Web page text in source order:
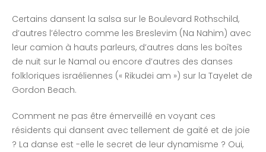
Certains dansent la salsa sur le Boulevard Rothschild,
d’autres l’électro comme les Breslevim (Na Nahim) avec
leur camion à hauts parleurs, d’autres dans les boîtes
de nuit sur le Namal ou encore d’autres des danses
folkloriques israéliennes (« Rikudei am ») sur la Tayelet de
Gordon Beach.
Comment ne pas être émerveillé en voyant ces
résidents qui dansent avec tellement de gaité et de joie
? La danse est -elle le secret de leur dynamisme ? Oui,